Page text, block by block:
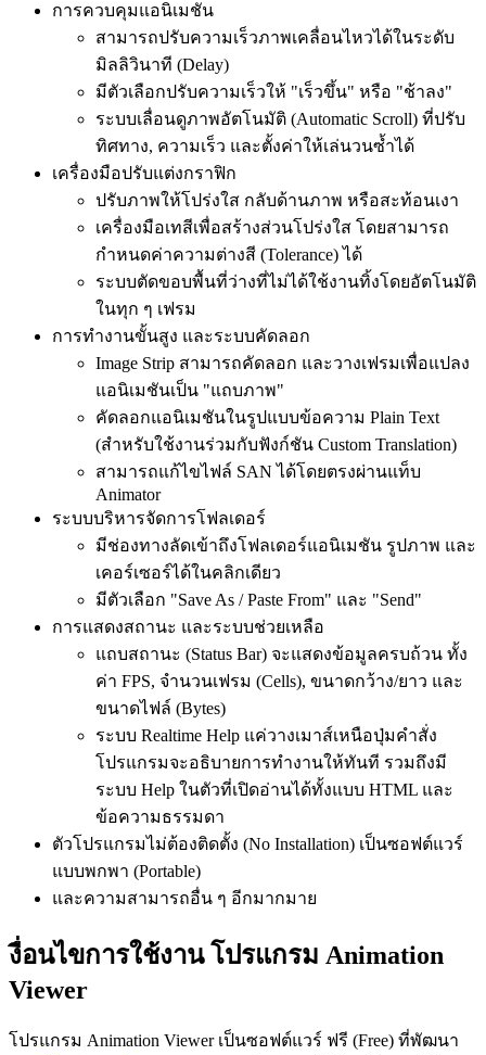
การควบคุมแอนิเมชัน
สามารถปรับความเร็วภาพเคลื่อนไหวได้ในระดับ
มิลลิวินาที (Delay)
มีตัวเลือกปรับความเร็วให้ "เร็วขึ้น" หรือ "ช้าลง"
ระบบเลื่อนดูภาพอัตโนมัติ (Automatic Scroll) ที่ปรับ
ทิศทาง, ความเร็ว และตั้งค่าให้เล่นวนซ้ำได้
เครื่องมือปรับแต่งกราฟิก
ปรับภาพให้โปร่งใส กลับด้านภาพ หรือสะท้อนเงา
เครื่องมือเทสีเพื่อสร้างส่วนโปร่งใส โดยสามารถ
กำหนดค่าความต่างสี (Tolerance) ได้
ระบบตัดขอบพื้นที่ว่างที่ไม่ได้ใช้งานทิ้งโดยอัตโนมัติ
ในทุก ๆ เฟรม
การทำงานขั้นสูง และระบบคัดลอก
Image Strip สามารถคัดลอก และวางเฟรมเพื่อแปลง
แอนิเมชันเป็น "แถบภาพ"
คัดลอกแอนิเมชันในรูปแบบข้อความ Plain Text
(สำหรับใช้งานร่วมกับฟังก์ชัน Custom Translation)
สามารถแก้ไขไฟล์ SAN ได้โดยตรงผ่านแท็บ
Animator
ระบบบริหารจัดการโฟลเดอร์
มีช่องทางลัดเข้าถึงโฟลเดอร์แอนิเมชัน รูปภาพ และ
เคอร์เซอร์ได้ในคลิกเดียว
มีตัวเลือก "Save As / Paste From" และ "Send"
การแสดงสถานะ และระบบช่วยเหลือ
แถบสถานะ (Status Bar) จะแสดงข้อมูลครบถ้วน ทั้ง
ค่า FPS, จำนวนเฟรม (Cells), ขนาดกว้าง/ยาว และ
ขนาดไฟล์ (Bytes)
ระบบ Realtime Help แค่วางเมาส์เหนือปุ่มคำสั่ง
โปรแกรมจะอธิบายการทำงานให้ทันที รวมถึงมี
ระบบ Help ในตัวที่เปิดอ่านได้ทั้งแบบ HTML และ
ข้อความธรรมดา
ตัวโปรแกรมไม่ต้องติดตั้ง (No Installation) เป็นซอฟต์แวร์
แบบพกพา (Portable)
และความสามารถอื่น ๆ อีกมากมาย
งื่อนไขการใช้งาน โปรแกรม Animation
Viewer
โปรแกรม Animation Viewer เป็นซอฟต์แวร์ ฟรี (Free) ที่พัฒนา